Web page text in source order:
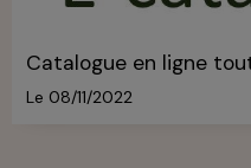
Catalogue en ligne
Le 08/11/2022